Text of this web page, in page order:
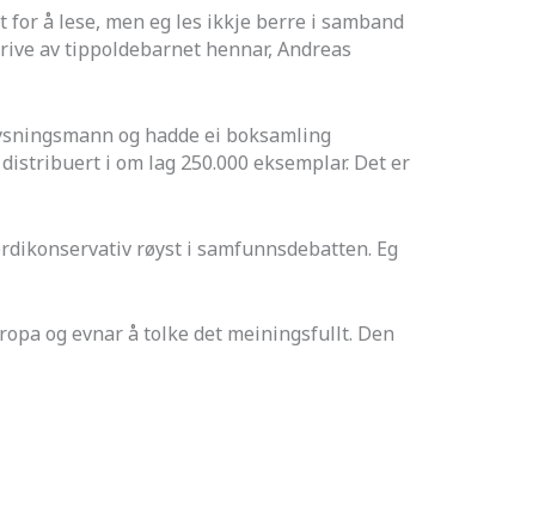
å lese, men eg les ikkje berre i samband
av tippoldebarnet hennar, Andreas
og hadde ei boksamling
i om lag 250.000 eksemplar. Det er
røyst i samfunnsdebatten. Eg
og evnar å tolke det meiningsfullt. Den